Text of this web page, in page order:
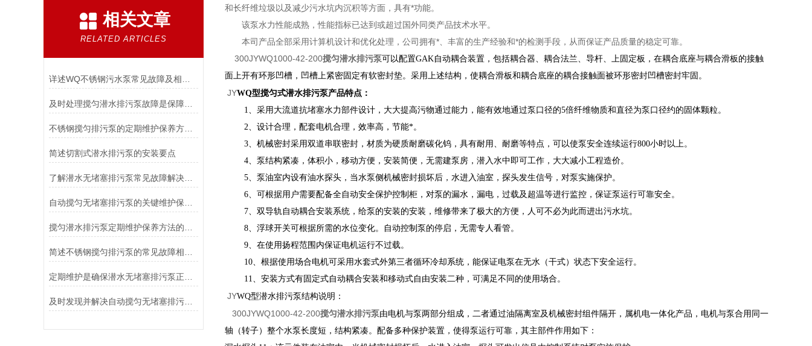
相关文章
RELATED ARTICLES
及时处理搅匀潜水排污泵故障是保障连续排污的关键
不锈钢搅匀排污泵的定期维护保养方法分享
简述切割式潜水排污泵的安装要点
了解潜水无堵塞排污泵常见故障解决方法可以帮助用户恢复正常运作
及时发现并解决自动搅匀无堵塞排污泵故障是延长其使用寿命的关键
和长纤维垃圾以及减少污水坑内沉积等方面，具有*功能。
该泵水力性能成熟，性能指标已达到或超过国外同类产品技术水平。
本司产品全部采用计算机设计和优化处理，公司拥有*、丰富的生产经验和*的检测手段，从而保证产品质量的稳定可靠。
300JYWQ1000-42-200搅匀潜水排污泵可以配置GAK自动耦合装置 ， 包括耦合器、耦合法兰、导杆、上固定板，在耦合底座与耦合滑板的接触
面上开有环形凹槽，凹槽上紧密固定有软密封垫。采用上述结构，使耦合滑板和耦合底座的耦合接触面被环形密封凹槽密封牢固 。
JYWQ型搅匀式潜水排污泵产品特点：
1、 采用大流道抗堵塞水力部件设计，大大提高污物通过能力，能有效地通过泵口径的5倍纤维物质和直径为泵口径约的固体颗粒。
2、 设计合理，配套电机合理，效率高，节能*。
3、 机械密封采用双道串联密封，材质为硬质耐磨碳化钨，具有耐用、耐磨等特点，可以使泵安全连续运行800小时以上。
4、 泵结构紧凑，体积小，移动方便，安装简便，无需建泵房，潜入水中即可工作，大大减小工程造价。
5、 泵油室内设有油水探头，当水泵侧机械密封损坏后，水进入油室，探头发生信号，对泵实施保护。
6、 可根据用户需要配备全自动安全保护控制柜，对泵的漏水，漏电，过载及超温等进行监控，保证泵运行可靠安全。
7、 双导轨自动耦合安装系统，给泵的安装的安装，维修带来了极大的方便，人可不必为此而进出污水坑。
8、 浮球开关可根据所需的水位变化。自动控制泵的停启，无需专人看管。
9、 在使用扬程范围内保证电机运行不过载。
10、 根据使用场合电机可采用水套式外第三者循环冷却系统，能保证电泵在无水（干式）状态下安全运行。
11、 安装方式有固定式自动耦合安装和移动式自由安装二种，可满足不同的使用场合。
JYWQ型潜水排污泵结构说明 ：
300JYWQ1000-42-200搅匀潜水排污泵由电机与泵两部分组成，二者通过油隔离室及机械密封组件隔开，属机电一体化产品，电机与泵合用同一
轴（转子）整个水泵长度短，结构紧凑。配备多种保护装置，使得泵运行可靠，其主部件作用如下：